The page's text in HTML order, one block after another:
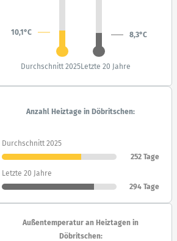
10,1°C 8,3°C
Durchschnitt 2025Letzte 20 Jahre
Anzahl Heiztage in Döbritschen:
Durchschnitt 2025
252 Tage
Letzte 20 Jahre
294 Tage
Außentemperatur an Heiztagen in
Döbritschen: